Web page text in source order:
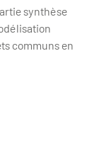
synthèse
communs en